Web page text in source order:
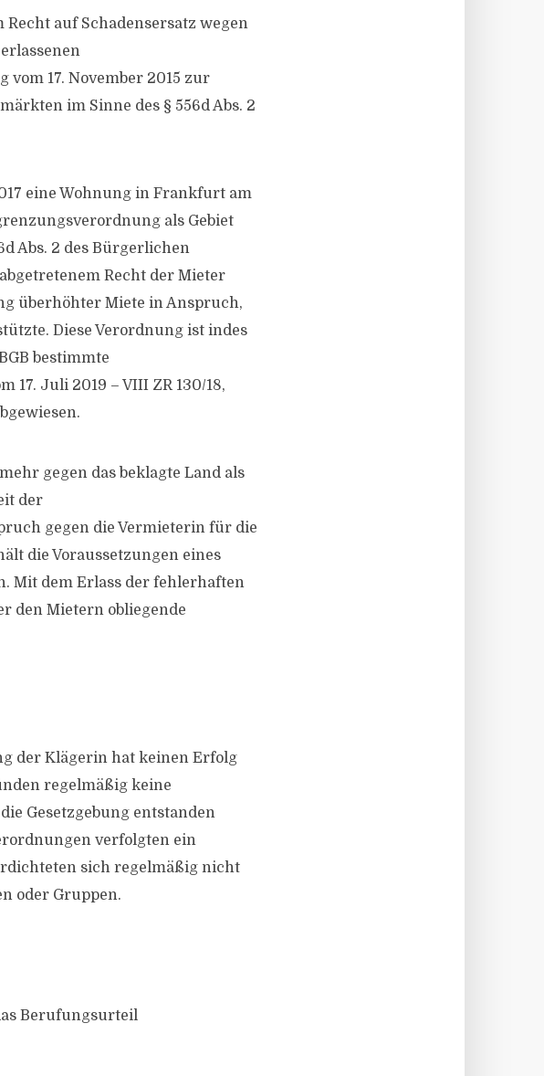
auf Schadensersatz wegen
17. November 2015 zur
im Sinne des § 556d Abs. 2
eine Wohnung in Frankfurt am
als Gebiet
Abs. 2 des Bürgerlichen
Recht der Mieter
überhöhter Miete in Anspruch,
Diese Verordnung ist indes
bestimmte
Juli 2019 – VIII ZR 130/18,
gegen das beklagte Land als
der
gegen die Vermieterin für die
die Voraussetzungen eines
Mit dem Erlass der fehlerhaften
den Mietern obliegende
der Klägerin hat keinen Erfolg
regelmäßig keine
Gesetzgebung entstanden
verfolgten ein
sich regelmäßig nicht
oder Gruppen.
Berufungsurteil